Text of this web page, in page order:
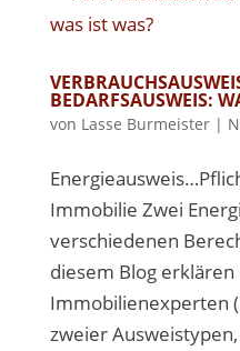
BEDARFSAUSWEIS:
von Lasse Burmeister|
Immobilie Zwei
verschiedenen
diesem Blog
Immobilienexperten
zweier